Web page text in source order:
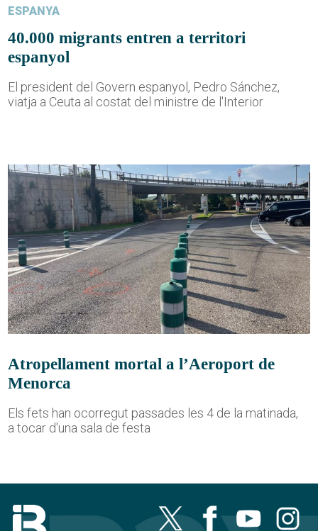
ESPANYA
40.000 migrants entren a territori
espanyol
El president del Govern espanyol, Pedro Sánchez,
viatja a Ceuta al costat del ministre de l'Interior
Atropellament mortal a l’Aeroport de
Menorca
Els fets han ocorregut passades les 4 de la matinada,
a tocar d'una sala de festa